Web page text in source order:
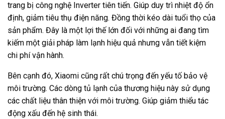
trang bị công nghệ Inverter tiên tiến. Giúp duy trì nhiệt độ ổn
định, giảm tiêu thụ điện năng. Đồng thời kéo dài tuổi thọ của
sản phẩm. Đây là một lợi thế lớn đối với những ai đang tìm
kiếm một giải pháp làm lạnh hiệu quả nhưng vẫn tiết kiệm
chi phí vận hành.
Bên cạnh đó, Xiaomi cũng rất chú trọng đến yếu tố bảo vệ
môi trường. Các dòng tủ lạnh của thương hiệu này sử dụng
các chất liệu thân thiện với môi trường. Giúp giảm thiểu tác
động xấu đến hệ sinh thái.